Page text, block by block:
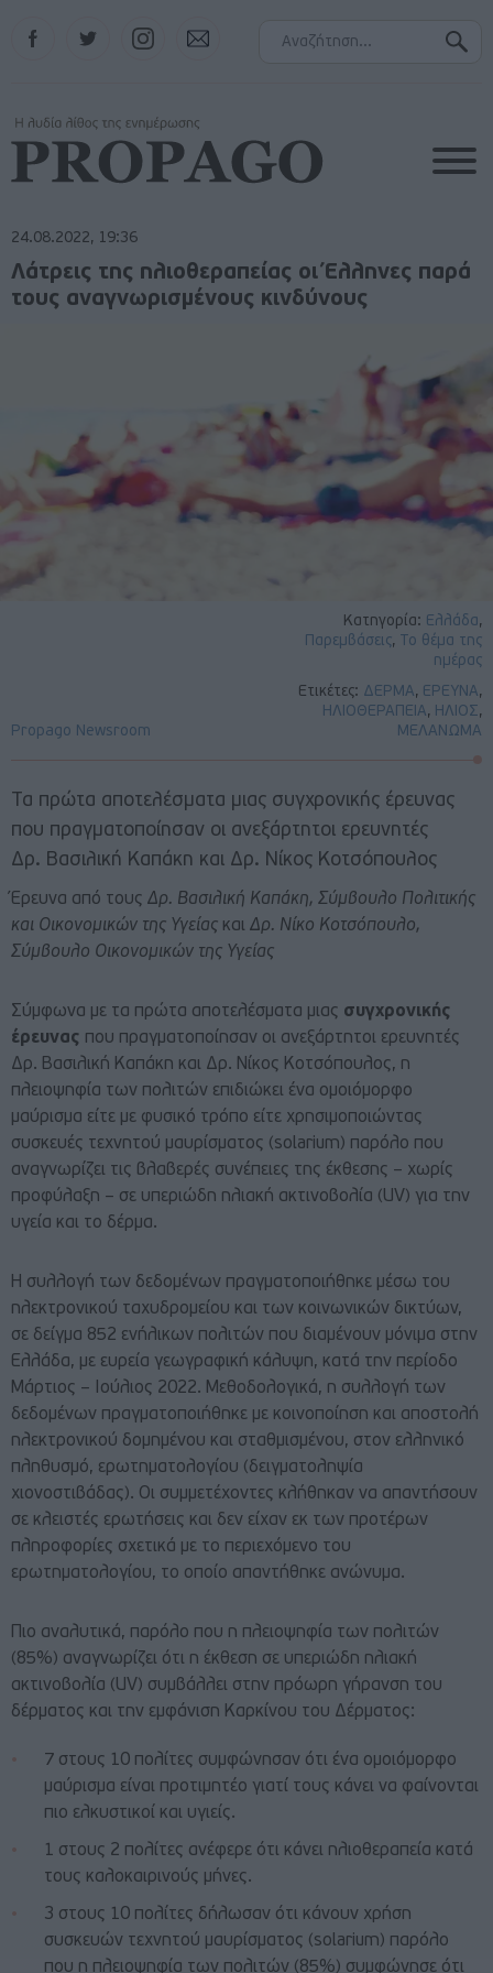
Instagram
24.08.2022, 19:36
Κατηγορία: Ελλάδα,
Παρεμβάσεις, Το θέμα της
ημέρας
Ετικέτες: ΔΕΡΜΑ, ΕΡΕΥΝΑ,
ΗΛΙΟΘΕΡΑΠΕΙΑ, ΗΛΙΟΣ,
ΜΕΛΑΝΩΜΑ
Propago Newsroom
Λάτρεις της ηλιοθεραπείας οι Έλληνες παρά
τους αναγνωρισμένους κινδύνους
Τα πρώτα αποτελέσματα μιας συγχρονικής έρευνας
που πραγματοποίησαν οι ανεξάρτητοι ερευνητές
Δρ. Βασιλική Καπάκη και Δρ. Νίκος Κοτσόπουλος
Έρευνα από τους Δρ. Βασιλική Καπάκη, Σύμβουλο Πολιτικής
και Οικονομικών της Υγείας και Δρ. Νίκο Κοτσόπουλο,
Σύμβουλο Οικονομικών της Υγείας
Σύμφωνα με τα πρώτα αποτελέσματα μιας συγχρονικής
έρευνας που πραγματοποίησαν οι ανεξάρτητοι ερευνητές
Δρ. Βασιλική Καπάκη και Δρ. Νίκος Κοτσόπουλος, η
πλειοψηφία των πολιτών επιδιώκει ένα ομοιόμορφο
μαύρισμα είτε με φυσικό τρόπο είτε χρησιμοποιώντας
συσκευές τεχνητού μαυρίσματος (solarium) παρόλο που
αναγνωρίζει τις βλαβερές συνέπειες της έκθεσης – χωρίς
προφύλαξη – σε υπεριώδη ηλιακή ακτινοβολία (UV) για την
υγεία και το δέρμα.
Η συλλογή των δεδομένων πραγματοποιήθηκε μέσω του
ηλεκτρονικού ταχυδρομείου και των κοινωνικών δικτύων,
σε δείγμα 852 ενήλικων πολιτών που διαμένουν μόνιμα στην
Ελλάδα, με ευρεία γεωγραφική κάλυψη, κατά την περίοδο
Μάρτιος – Ιούλιος 2022. Μεθοδολογικά, η συλλογή των
δεδομένων πραγματοποιήθηκε με κοινοποίηση και αποστολή
ηλεκτρονικού δομημένου και σταθμισμένου, στον ελληνικό
πληθυσμό, ερωτηματολογίου (δειγματοληψία
χιονοστιβάδας). Οι συμμετέχοντες κλήθηκαν να απαντήσουν
σε κλειστές ερωτήσεις και δεν είχαν εκ των προτέρων
πληροφορίες σχετικά με το περιεχόμενο του
ερωτηματολογίου, το οποίο απαντήθηκε ανώνυμα.
Πιο αναλυτικά, παρόλο που η πλειοψηφία των πολιτών
(85%) αναγνωρίζει ότι η έκθεση σε υπεριώδη ηλιακή
ακτινοβολία (UV) συμβάλλει στην πρόωρη γήρανση του
δέρματος και την εμφάνιση Καρκίνου του Δέρματος:
7 στους 10 πολίτες συμφώνησαν ότι ένα ομοιόμορφο
μαύρισμα είναι προτιμητέο γιατί τους κάνει να φαίνονται
πιο ελκυστικοί και υγιείς.
1 στους 2 πολίτες ανέφερε ότι κάνει ηλιοθεραπεία κατά
τους καλοκαιρινούς μήνες.
3 στους 10 πολίτες δήλωσαν ότι κάνουν χρήση
συσκευών τεχνητού μαυρίσματος (solarium) παρόλο
που η πλειοψηφία των πολιτών (85%) συμφώνησε ότι